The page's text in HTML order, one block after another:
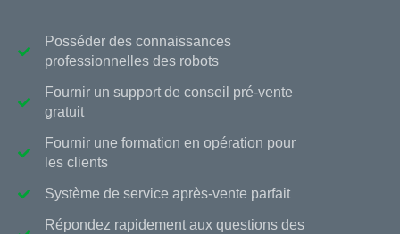
Posséder des connaissances
professionnelles des robots
Fournir un support de conseil pré-vente
gratuit
Fournir une formation en opération pour
les clients
Système de service après-vente parfait
Répondez rapidement aux questions des